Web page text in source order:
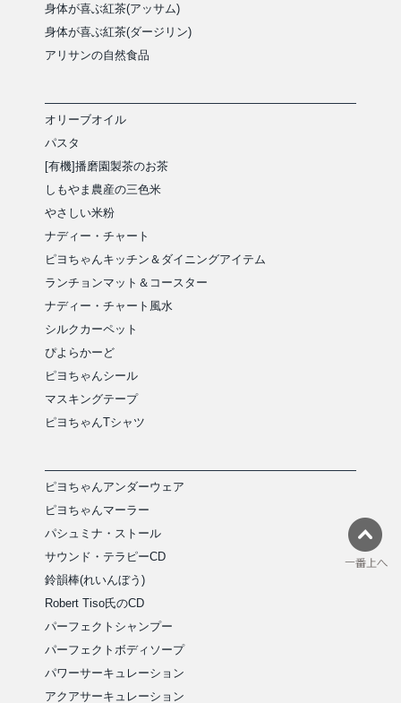
身体が喜ぶ紅茶(アッサム)
身体が喜ぶ紅茶(ダージリン)
アリサンの自然食品
オリーブオイル
パスタ
[有機]播磨園製茶のお茶
しもやま農産の三色米
やさしい米粉
ナディー・チャート
ピヨちゃんキッチン＆ダイニングアイテム
ランチョンマット＆コースター
ナディー・チャート風水
シルクカーペット
ぴよらかーど
ピヨちゃんシール
マスキングテープ
ピヨちゃんTシャツ
ピヨちゃんアンダーウェア
ピヨちゃんマーラー
パシュミナ・ストール
サウンド・テラピーCD
鈴韻棒(れいんぼう)
Robert Tiso氏のCD
パーフェクトシャンプー
パーフェクトボディソープ
パワーサーキュレーション
アクアサーキュレーション